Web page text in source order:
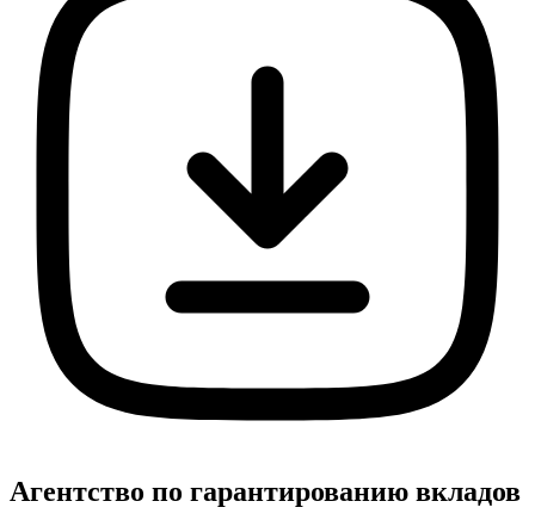
Агентство по гарантированию вкладов